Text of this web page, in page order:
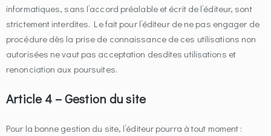
informatiques, sans l’accord préalable et écrit de l’éditeur, sont
strictement interdites. Le fait pour l’éditeur de ne pas engager de
procédure dès la prise de connaissance de ces utilisations non
autorisées ne vaut pas acceptation desdites utilisations et
renonciation aux poursuites.
Article 4 – Gestion du site
Pour la bonne gestion du site, l’éditeur pourra à tout moment :